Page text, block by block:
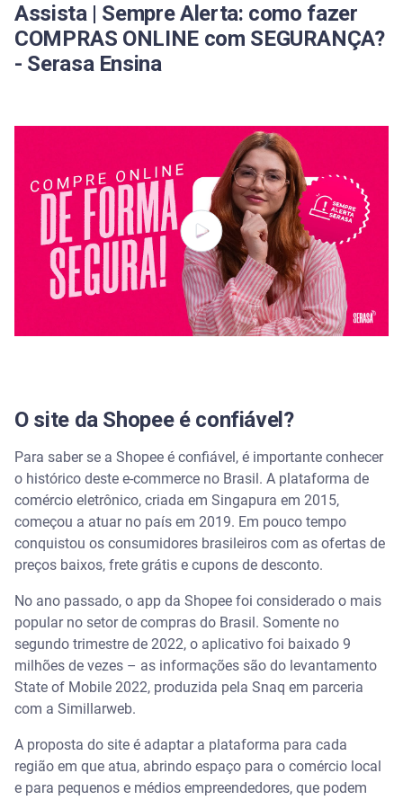
Assista | Sempre Alerta: como fazer
COMPRAS ONLINE com SEGURANÇA?
- Serasa Ensina
O site da Shopee é confiável?
Para saber se a Shopee é confiável, é importante conhecer
o histórico deste e-commerce no Brasil. A plataforma de
comércio eletrônico, criada em Singapura em 2015,
começou a atuar no país em 2019. Em pouco tempo
conquistou os consumidores brasileiros com as ofertas de
preços baixos, frete grátis e cupons de desconto.
No ano passado, o app da Shopee foi considerado o mais
popular no setor de compras do Brasil. Somente no
segundo trimestre de 2022, o aplicativo foi baixado 9
milhões de vezes – as informações são do levantamento
State of Mobile 2022, produzida pela Snaq em parceria
com a Simillarweb.
A proposta do site é adaptar a plataforma para cada
região em que atua, abrindo espaço para o comércio local
e para pequenos e médios empreendedores, que podem